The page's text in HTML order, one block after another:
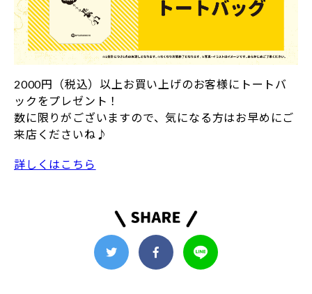
2000円（税込）以上お買い上げのお客様にトートバ
ックをプレゼント！
数に限りがございますので、気になる方はお早めにご
来店くださいね♪
詳しくはこちら